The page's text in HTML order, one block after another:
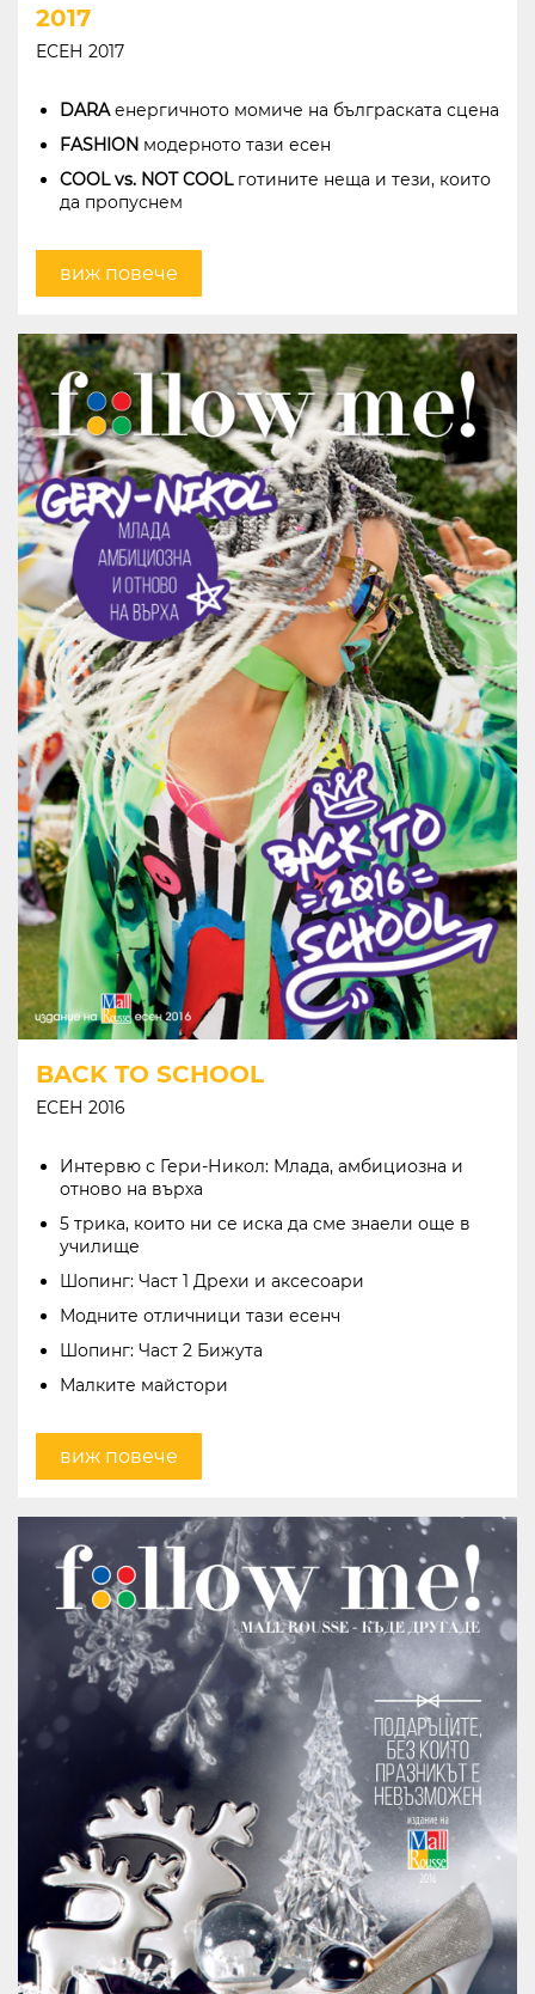
2017
ЕСЕН 2017
DARAенергичното момиче на бълграската сцена
FASHION модерното тази есен
COOL vs. NOT COOLготините неща и тези, които
да пропуснем
виж повече
BACK TO SCHOOL
ЕСЕН 2016
Интервю с Гери-Никол: Млада, амбициозна и
отново на върха
5 трика, които ни се иска да сме знаели още в
училище
Шопинг: Част 1 Дрехи и аксесоари
Модните отличници тази есенч
Шопинг: Част 2 Бижута
Малките майстори
виж повече